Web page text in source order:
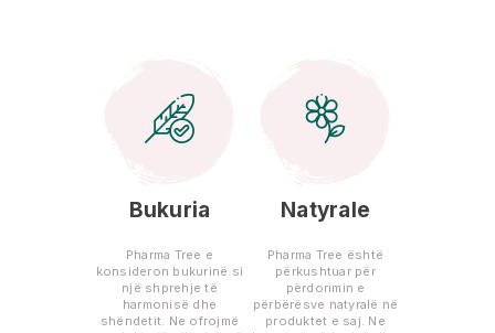
Bukuria
Pharma Tree e
konsideron bukurinë si
një shprehje të
harmonisë dhe
shëndetit. Ne ofrojmë
Natyrale
Pharma Tree është
përkushtuar për
përdorimin e
përbërësve natyralë në
produktet e saj. Ne